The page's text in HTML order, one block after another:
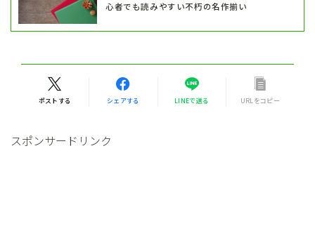
心者でも読みやすい不朽の名作揃い
ポストする シェアする LINEで送る URLをコピー
スポンサードリンク